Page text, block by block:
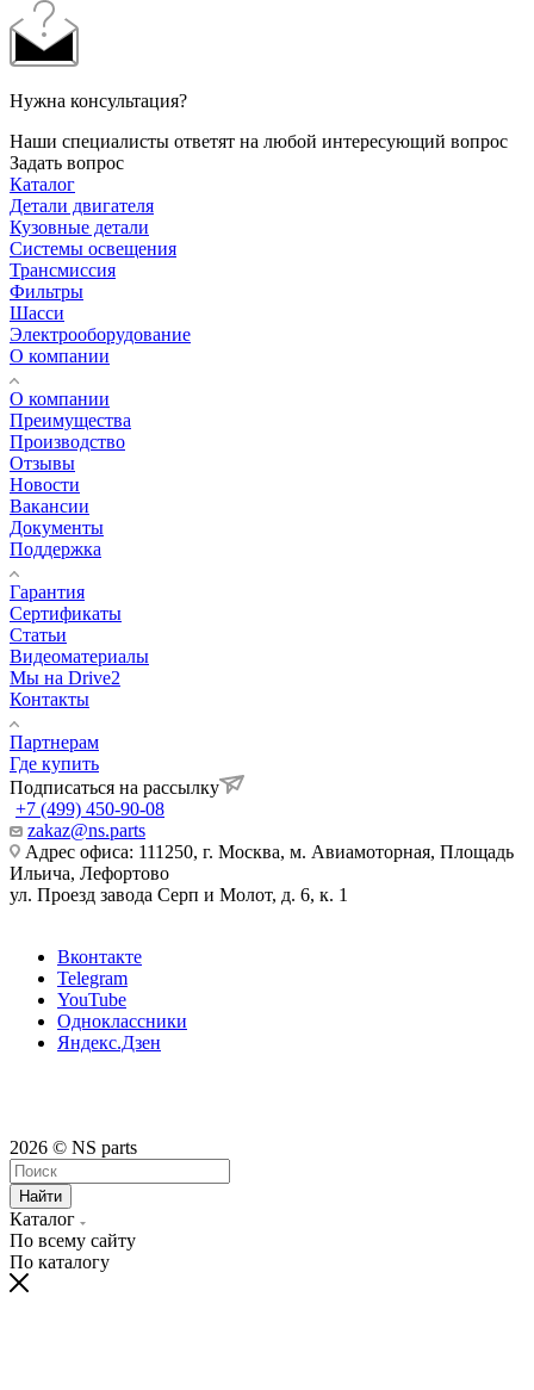
Нужна консультация?
Наши специалисты ответят на любой интересующий вопрос
Задать вопрос
Каталог
Детали двигателя
Кузовные детали
Системы освещения
Трансмиссия
Фильтры
Шасси
Электрооборудование
О компании
О компании
Преимущества
Производство
Отзывы
Новости
Вакансии
Документы
Поддержка
Гарантия
Сертификаты
Статьи
Видеоматериалы
Мы на Drive2
Контакты
Партнерам
Где купить
Подписаться на рассылку
+7 (499) 450-90-08
zakaz@ns.parts
Адрес офиса: 111250, г. Москва, м. Авиамоторная, Площадь
Ильича, Лефортово
ул. Проезд завода Серп и Молот, д. 6, к. 1
Вконтакте
Telegram
YouTube
Одноклассники
Яндекс.Дзен
2026 © NS parts
Найти
Каталог
По всему сайту
По каталогу